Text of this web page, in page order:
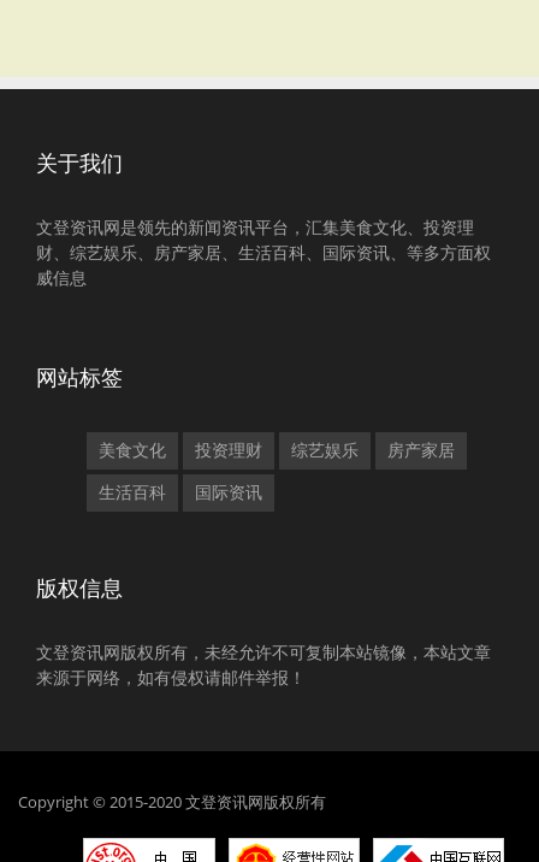
关于我们
文登资讯网是领先的新闻资讯平台，汇集美食文化、投资理
财、综艺娱乐、房产家居、生活百科、国际资讯、等多方面权
威信息
网站标签
美食文化 投资理财 综艺娱乐 房产家居
生活百科 国际资讯
版权信息
文登资讯网版权所有，未经允许不可复制本站镜像，本站文章
来源于网络，如有侵权请邮件举报！
Copyright © 2015-2020 文登资讯网版权所有